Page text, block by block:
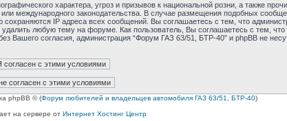
характера, угроз и призывов к национальной розни, а также
международного законодательства. В случае размещения подобных
IP адреса всех сообщений. Вы соглашаетесь с тем, что
любую тему на форуме. Как пользователь, Вы соглашаетесь с тем,
согласия, администрация “Форум ГАЗ 63/51, БТР-40” и phpBB не
phpBB © (Форум любителей и владельцев автомобиля ГАЗ 63/51, БТР-40)
на сервере от Интернет Хостинг Центр